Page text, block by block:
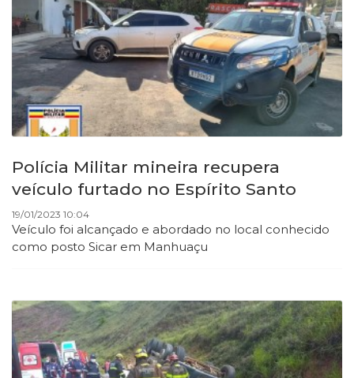
Polícia Militar mineira recupera
veículo furtado no Espírito Santo
19/01/2023 10:04
Veículo foi alcançado e abordado no local conhecido
como posto Sicar em Manhuaçu